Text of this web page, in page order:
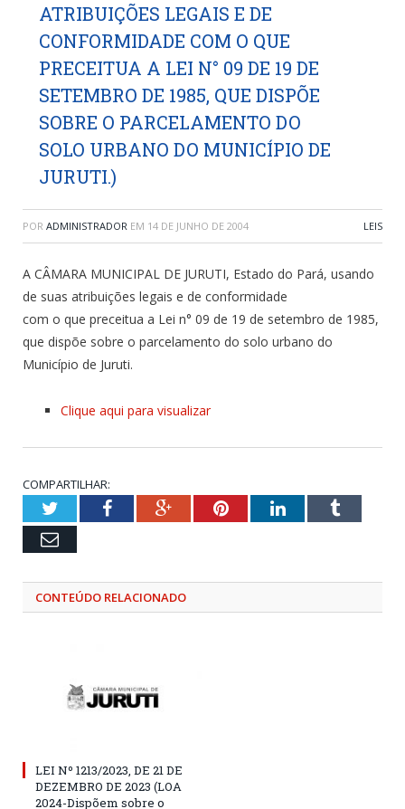
ATRIBUIÇÕES LEGAIS E DE
CONFORMIDADE COM O QUE
PRECEITUA A LEI N° 09 DE 19 DE
SETEMBRO DE 1985, QUE DISPÕE
SOBRE O PARCELAMENTO DO
SOLO URBANO DO MUNICÍPIO DE
JURUTI.)
POR ADMINISTRADOR EM 14 DE JUNHO DE 2004 LEIS
A CÂMARA MUNICIPAL DE JURUTI, Estado do Pará, usando
de suas atribuições legais e de conformidade
com o que preceitua a Lei n° 09 de 19 de setembro de 1985,
que dispõe sobre o parcelamento do solo urbano do
Município de Juruti.
Clique aqui para visualizar
COMPARTILHAR:
TwitterFacebookGoogle+PinterestLinkedInTumblr
Email
CONTEÚDO RELACIONADO
LEI Nº 1213/2023, DE 21 DE
DEZEMBRO DE 2023 (LOA
2024-Dispõem sobre o